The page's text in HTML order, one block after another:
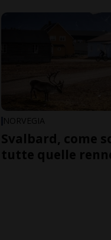
NORVEGIA
Svalbard, come
tutte quelle